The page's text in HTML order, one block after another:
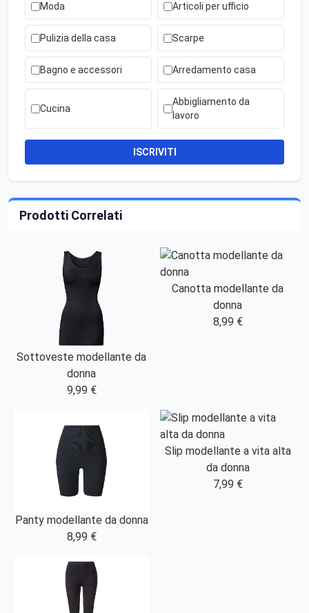
Moda Articoli per ufficio
Pulizia della casa Scarpe
Bagno e accessori Arredamento casa
Cucina
Abbigliamento da
lavoro
ISCRIVITI
Prodotti Correlati
Sottoveste modellante da
donna
9,99 €
Canotta modellante da
donna
8,99 €
Panty modellante da donna
8,99 €
Slip modellante a vita alta
da donna
7,99 €